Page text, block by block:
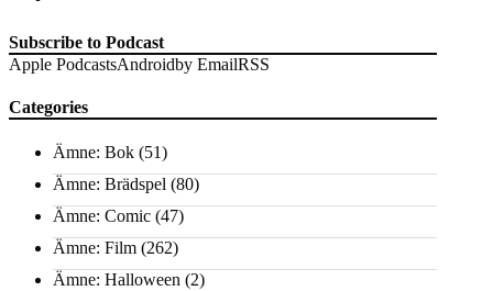
Subscribe to Podcast
Apple PodcastsAndroidby EmailRSS
Categories
Ämne: Bok (51)
Ämne: Brädspel (80)
Ämne: Comic (47)
Ämne: Film (262)
Ämne: Halloween (2)